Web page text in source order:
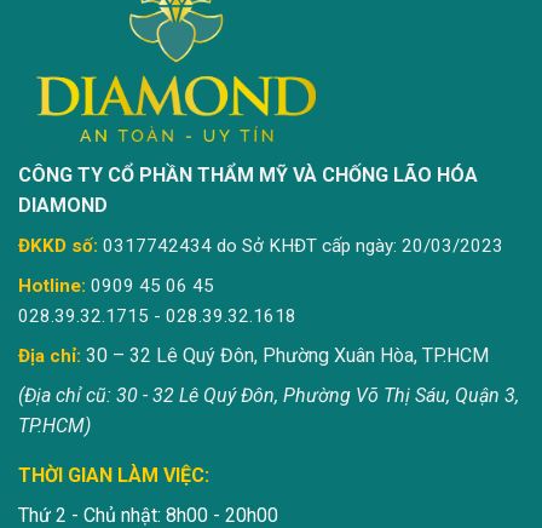
CÔNG TY CỔ PHẦN THẨM MỸ VÀ CHỐNG LÃO HÓA
DIAMOND
ĐKKD số: 0317742434 do Sở KHĐT cấp ngày: 20/03/2023
Hotline: 0909 45 06 45
028.39.32.1715 - 028.39.32.1618
Địa chỉ: 30 – 32 Lê Quý Đôn, Phường Xuân Hòa, TP.HCM
(Địa chỉ cũ: 30 - 32 Lê Quý Đôn, Phường Võ Thị Sáu, Quận 3,
TP.HCM)
THỜI GIAN LÀM VIỆC:
Thứ 2 - Chủ nhật: 8h00 - 20h00